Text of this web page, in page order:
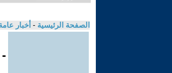
الصفحة الرئيسية - أخبار